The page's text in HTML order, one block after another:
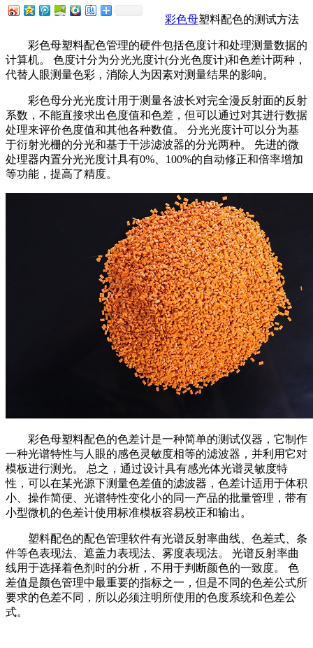
彩色母塑料配色的测试方法
彩色母塑料配色管理的硬件包括色度计和处理测量数据的
计算机。 色度计分为分光光度计(分光色度计)和色差计两种，
代替人眼测量色彩，消除人为因素对测量结果的影响。
彩色母分光光度计用于测量各波长对完全漫反射面的反射
系数，不能直接求出色度值和色差，但可以通过对其进行数据
处理来评价色度值和其他各种数值。 分光光度计可以分为基
于衍射光栅的分光和基于干涉滤波器的分光两种。 先进的微
处理器内置分光光度计具有0%、100%的自动修正和倍率增加
等功能，提高了精度。
彩色母塑料配色的色差计是一种简单的测试仪器，它制作
一种光谱特性与人眼的感色灵敏度相等的滤波器，并利用它对
模板进行测光。 总之，通过设计具有感光体光谱灵敏度特
性，可以在某光源下测量色差值的滤波器，色差计适用于体积
小、操作简便、光谱特性变化小的同一产品的批量管理，带有
小型微机的色差计使用标准模板容易校正和输出。
塑料配色的配色管理软件有光谱反射率曲线、色差式、条
件等色表现法、遮盖力表现法、雾度表现法。 光谱反射率曲
线用于选择着色剂时的分析，不用于判断颜色的一致度。 色
差值是颜色管理中最重要的指标之一，但是不同的色差公式所
要求的色差不同，所以必须注明所使用的色度系统和色差公
式。